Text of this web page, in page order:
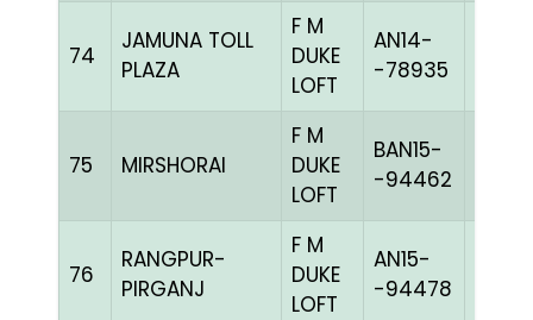
74
JAMUNA TOLL
PLAZA
F M
DUKE
LOFT
AN14-
-78935
75 MIRSHORAI
F M
DUKE
LOFT
BAN15-
-94462
76
RANGPUR-
PIRGANJ
F M
DUKE
LOFT
AN15-
-94478